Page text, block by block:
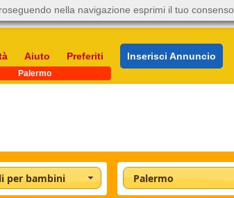
Aiuto Preferiti Inserisci Annuncio
Palermo
bambini Palermo
nella navigazione esprimi il tuo consenso.